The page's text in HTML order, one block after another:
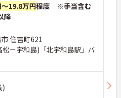
19.8万円程度 ※手当含む
降
住吉町621
松－宇和島)「北宇和島駅」バ
)